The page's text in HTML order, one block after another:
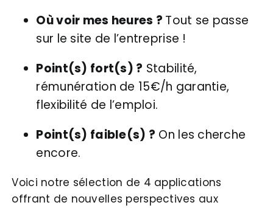
Où voir mes heures ? Tout se passe
sur le site de l’entreprise !
Point(s) fort(s) ? Stabilité,
rémunération de 15€/h garantie,
flexibilité de l’emploi.
Point(s) faible(s) ? On les cherche
encore.
Voici notre sélection de 4 applications
offrant de nouvelles perspectives aux